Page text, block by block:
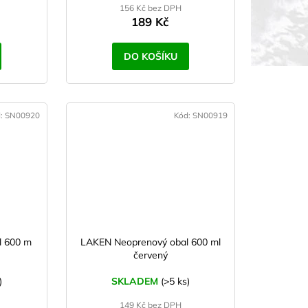
156 Kč bez DPH
189 Kč
DO KOŠÍKU
600 m
SN00920
LAKEN Neoprenový obal 600 ml
červený
SKLADEM (>5 ks)
149 Kč bez DPH
Kód: SN00919